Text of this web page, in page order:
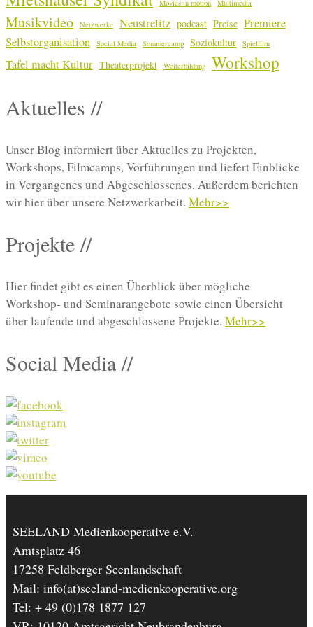
Movies in motion Multimedia
Musikvideo Netzwerke Neustrelitz podcast Preise Premiere
Selbstorganisation
Social Media Sommercamp Soziokultur Spielfilm
Tafel macht Kultur Theaterprojekt Weiterbildung Workshop
Aktuelles //
Unser Blog informiert über Aktuelles zu Projekten,
Workshops, Filmcamps, Vorführungen und liefert Einblicke
in Vergangenes und Abgeschlossenes. Außerdem berichten
wir hier über unsere Netzwerkarbeit. Mehr>>
Projekte //
Hier findet gibt es einen Überblick über mögliche
Workshop- und Seminarangebote sowie einen Übersicht
über laufende und abgeschlossene Projekte. Mehr>>
Social Media //
SEELAND Medienkooperative e.V.
Amtsplatz 46
17258 Feldberger Seenlandschaft
Mail: info(at)seeland-medienkooperative.org
Tel: + 49 (0)178 1877 127